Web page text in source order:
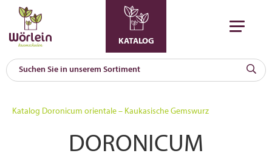
KATALOG
Katalog Doronicum orientale – Kaukasische Gemswurz
DORONICUM